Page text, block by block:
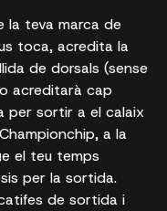
la teva marca de
toca, acredita la
de dorsals (sense
acreditarà cap
per sortir a el calaix
a la
el teu temps
per la sortida.
de sortida i